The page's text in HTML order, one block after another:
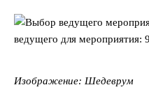
Изображение: Шедеврум